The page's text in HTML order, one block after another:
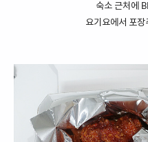
숙소 근처에
요기요에서 포